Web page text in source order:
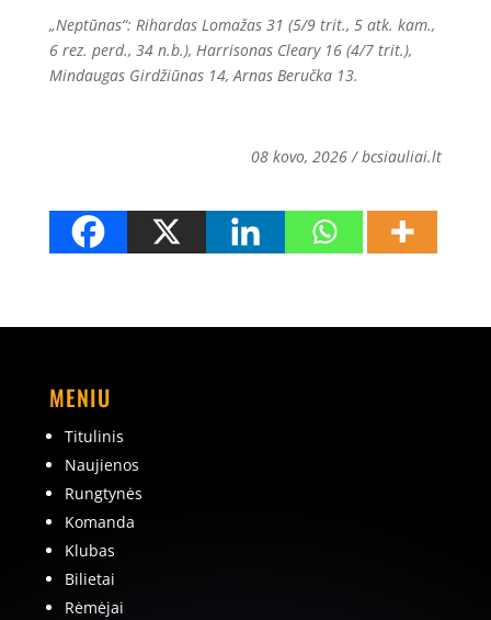
„Neptūnas“: Rihardas Lomažas 31 (5/9 trit., 5 atk. kam.,
6 rez. perd., 34 n.b.), Harrisonas Cleary 16 (4/7 trit.),
Mindaugas Girdžiūnas 14, Arnas Beručka 13.
08 kovo, 2026 / bcsiauliai.lt
MENIU
Titulinis
Naujienos
Rungtynės
Komanda
Klubas
Bilietai
Rėmėjai